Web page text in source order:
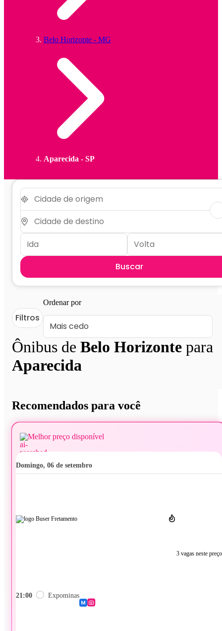
Belo Horizonte - MG
Aparecida - SP
Buscar
Ônibus de Belo Horizonte para
Aparecida
Filtros
Ordenar por
Recomendados para você
Melhor preço disponível
domingo, 06 de setembro
3 vagas neste preço
21:00 Expominas